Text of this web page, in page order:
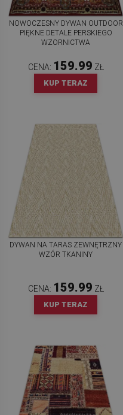
NOWOCZESNY DYWAN OUTDOOR
PIĘKNE DETALE PERSKIEGO
WZORNICTWA
CENA: 159.99 ZŁ
KUP TERAZ
DYWAN NA TARAS ZEWNĘTRZNY
WZÓR TKANINY
CENA: 159.99 ZŁ
KUP TERAZ